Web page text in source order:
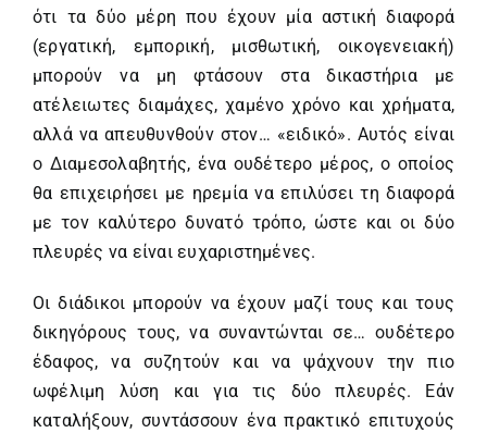
ότι τα δύο μέρη που έχουν μία αστική διαφορά
(εργατική, εμπορική, μισθωτική, οικογενειακή)
μπορούν να μη φτάσουν στα δικαστήρια με
ατέλειωτες διαμάχες, χαμένο χρόνο και χρήματα,
αλλά να απευθυνθούν στον… «ειδικό». Αυτός είναι
ο Διαμεσολαβητής, ένα ουδέτερο μέρος, ο οποίος
θα επιχειρήσει με ηρεμία να επιλύσει τη διαφορά
με τον καλύτερο δυνατό τρόπο, ώστε και οι δύο
πλευρές να είναι ευχαριστημένες.
Οι διάδικοι μπορούν να έχουν μαζί τους και τους
δικηγόρους τους, να συναντώνται σε… ουδέτερο
έδαφος, να συζητούν και να ψάχνουν την πιο
ωφέλιμη λύση και για τις δύο πλευρές. Εάν
καταλήξουν, συντάσσουν ένα πρακτικό επιτυχούς